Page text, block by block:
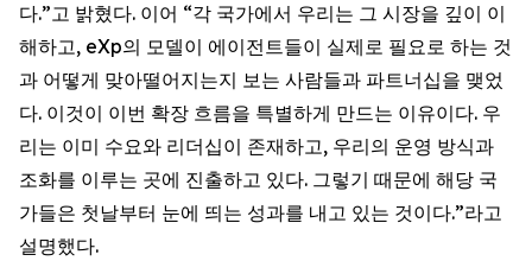
다.”고 밝혔다. 이어 “각 국가에서 우리는 그 시장을 깊이 이
해하고, eXp의 모델이 에이전트들이 실제로 필요로 하는 것
과 어떻게 맞아떨어지는지 보는 사람들과 파트너십을 맺었
다. 이것이 이번 확장 흐름을 특별하게 만드는 이유이다. 우
리는 이미 수요와 리더십이 존재하고, 우리의 운영 방식과
조화를 이루는 곳에 진출하고 있다. 그렇기 때문에 해당 국
가들은 첫날부터 눈에 띄는 성과를 내고 있는 것이다.”라고
설명했다.